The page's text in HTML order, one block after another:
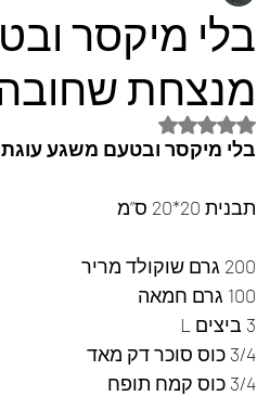
בלי מיקסר
מנצחת שחובה
דירוג של NaN מתוך 5 כוכבים
בלי מיקסר ובטעם משגע עוגת
תבנית 20*20 ס”מ
200 גרם שוקולד מריר
100 גרם חמאה
3 ביצים L
3/4 כוס סוכר דק מאד
3/4 כוס קמח תופח